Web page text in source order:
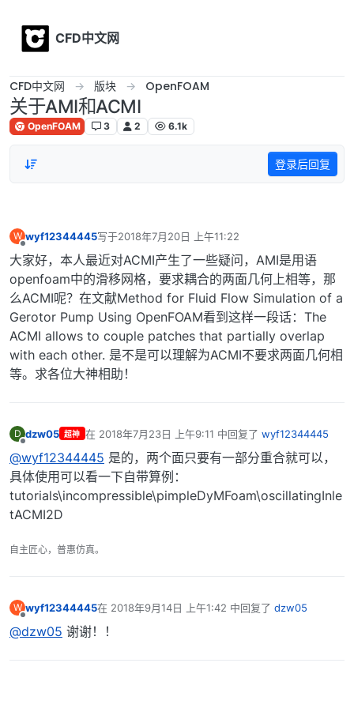
CFD中文网
CFD中文网 版块 OpenFOAM
关于AMI和ACMI
OpenFOAM 3 2 6.1k
登录后回复
W
离线
wyf12344445写于2018年7月20日 上午11:22
最后由 编辑
大家好，本人最近对ACMI产生了一些疑问，AMI是用语
openfoam中的滑移网格，要求耦合的两面几何上相等，那
么ACMI呢？在文献Method for Fluid Flow Simulation of a
Gerotor Pump Using OpenFOAM看到这样一段话：The
ACMI allows to couple patches that partially overlap
with each other. 是不是可以理解为ACMI不要求两面几何相
等。求各位大神相助！
D dzw05 超神 在 2018年7月23日 上午9:11 中回复了 wyf12344445
最后由 编辑
@wyf12344445 是的，两个面只要有一部分重合就可以，
具体使用可以看一下自带算例：
tutorials\incompressible\pimpleDyMFoam\oscillatingInle
tACMI2D
自主匠心，普惠仿真。
W wyf12344445在 2018年9月14日 上午1:42 中回复了 dzw05
最后由 编辑
@dzw05 谢谢！！